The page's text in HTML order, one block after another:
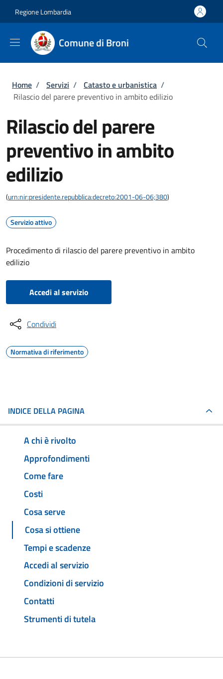
Regione Lombardia
Comune di Broni
Briciole di pane
Home / Servizi / Catasto e urbanistica /
Rilascio del parere preventivo in ambito edilizio
Rilascio del parere
preventivo in ambito
edilizio
(urn:nir:presidente.repubblica:decreto:2001-06-06;380)
Servizio attivo
Procedimento di rilascio del parere preventivo in ambito
edilizio
Accedi al servizio
Condividi
Normativa di riferimento
INDICE DELLA PAGINA
A chi è rivolto
Approfondimenti
Come fare
Costi
Cosa serve
Cosa si ottiene
Tempi e scadenze
Accedi al servizio
Condizioni di servizio
Contatti
Strumenti di tutela